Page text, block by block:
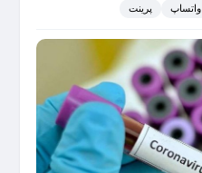
واتساپ پرینت